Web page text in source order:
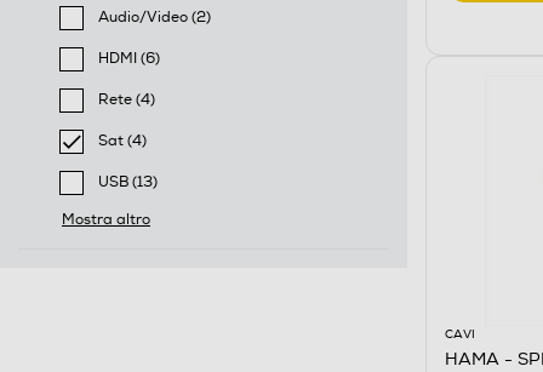
Audio/Video (2)
Filtra per Tipo: Audio/Video
HDMI (6)
Filtra per Tipo: HDMI
Rete (4)
Filtra per Tipo: Rete
Sat (4)
selected Filtro applicato per Tipo: Sat
USB (13)
Filtra per Tipo: USB
Mostra altro
CAVI
HAMA -